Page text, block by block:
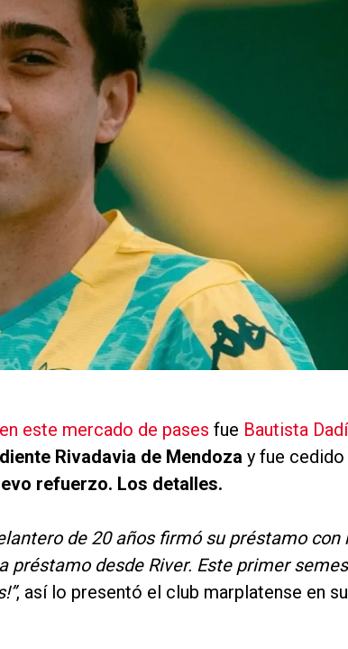
en este mercado de pases fue Bautista
Rivadavia de Mendoza y fue cedido
refuerzo. Los detalles.
de 20 años firmó su préstamo con
préstamo desde River. Este primer
, así lo presentó el club marplatense en